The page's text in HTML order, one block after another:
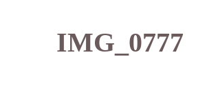
IMG_0777